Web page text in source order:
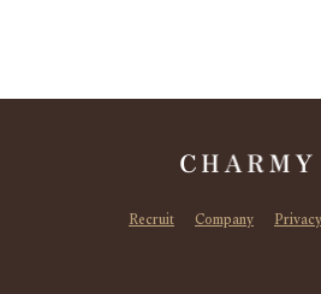
Recruit Company